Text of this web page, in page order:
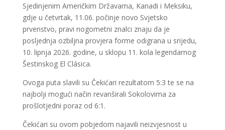
Sjedinjenim Američkim Državama, Kanadi i Meksiku,
gdje u četvrtak, 11.06. počinje novo Svjetsko
prvenstvo, pravi nogometni znalci znaju da je
posljednja ozbiljna provjera forme odigrana u srijedu,
10. lipnja 2026. godine, u sklopu 11. kola legendarnog
Šestinskog El Clásica.
Ovoga puta slavili su Čekićari rezultatom 5:3 te se na
najbolji mogući način revanširali Sokolovima za
prošlotjedni poraz od 6:1.
Čekićari su ovom pobjedom najavili neizvjesnost u